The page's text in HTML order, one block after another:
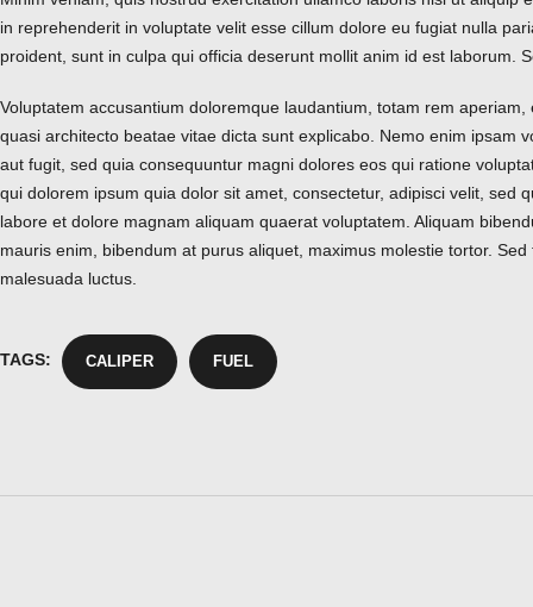
in reprehenderit in voluptate velit esse cillum dolore eu fugiat nulla
proident, sunt in culpa qui officia deserunt mollit anim id est laborum.
Voluptatem accusantium doloremque laudantium, totam rem
quasi architecto beatae vitae dicta sunt explicabo. Nemo enim ipsam
aut fugit, sed quia consequuntur magni dolores eos qui ratione
qui dolorem ipsum quia dolor sit amet, consectetur, adipisci velit, sed
labore et dolore magnam aliquam quaerat voluptatem. Aliquam
mauris enim, bibendum at purus aliquet, maximus molestie tortor.
malesuada luctus.
TAGS: CALIPER FUEL